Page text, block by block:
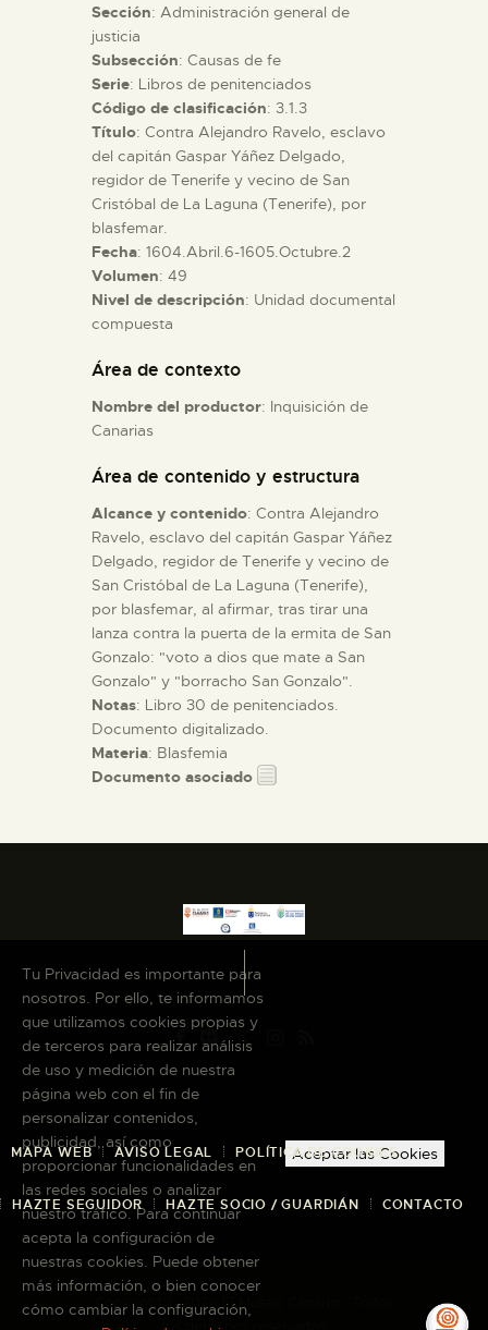
PREPARAR LA VISITA
ACTIVIDADES
█
EL MUSEO
COLECCIONES
ESPAÑOL
Sección: Administración general de
justicia
Subsección: Causas de fe
Serie: Libros de penitenciados
Código de clasificación: 3.1.3
Título: Contra Alejandro Ravelo, esclavo
del capitán Gaspar Yáñez Delgado,
regidor de Tenerife y vecino de San
Cristóbal de La Laguna (Tenerife), por
blasfemar.
Fecha: 1604.Abril.6-1605.Octubre.2
Volumen: 49
Nivel de descripción: Unidad documental
compuesta
Área de contexto
Nombre del productor: Inquisición de
Canarias
Área de contenido y estructura
Alcance y contenido: Contra Alejandro
Ravelo, esclavo del capitán Gaspar Yáñez
Delgado, regidor de Tenerife y vecino de
San Cristóbal de La Laguna (Tenerife),
por blasfemar, al afirmar, tras tirar una
lanza contra la puerta de la ermita de San
Gonzalo: "voto a dios que mate a San
Gonzalo" y "borracho San Gonzalo".
Notas: Libro 30 de penitenciados.
Documento digitalizado.
Materia: Blasfemia
Documento asociado
MAPA WEB AVISO LEGAL POLÍTICA DE COOKIES
HAZTE SEGUIDOR HAZTE SOCIO / GUARDIÁN CONTACTO
Copyright © 2026 El Museo Canario · Todos
los derechos reservados
Tu Privacidad es importante para
nosotros. Por ello, te informamos
que utilizamos cookies propias y
de terceros para realizar análisis
de uso y medición de nuestra
página web con el fin de
personalizar contenidos,
publicidad, así como
proporcionar funcionalidades en
las redes sociales o analizar
nuestro tráfico. Para continuar
acepta la configuración de
nuestras cookies. Puede obtener
más información, o bien conocer
cómo cambiar la configuración,
Aceptar las Cookies